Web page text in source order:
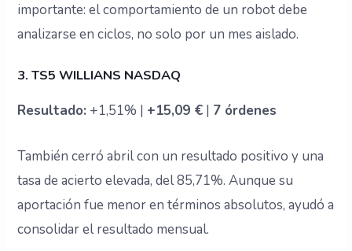
importante: el comportamiento de un robot debe
analizarse en ciclos, no solo por un mes aislado.
3. TS5 WILLIANS NASDAQ
Resultado: +1,51% | +15,09 € | 7 órdenes
También cerró abril con un resultado positivo y una
tasa de acierto elevada, del 85,71%. Aunque su
aportación fue menor en términos absolutos, ayudó a
consolidar el resultado mensual.